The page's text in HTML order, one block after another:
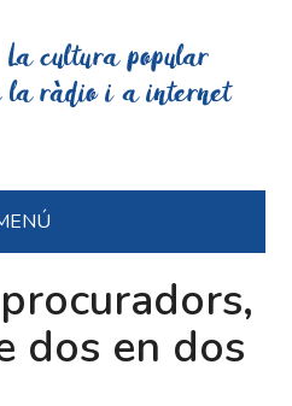
La cultura popular
la ràdio i a internet
dos en dos